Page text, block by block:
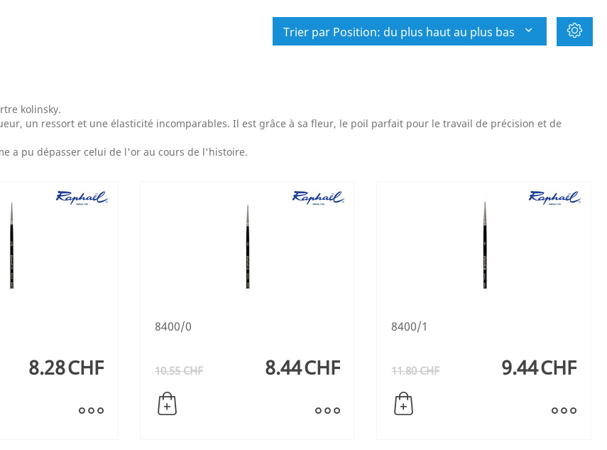
kolinsky.
un ressort et une élasticité incomparables. Il est grâce à sa fleur, le poil parfait pour le travail de précision et de
a pu dépasser celui de l'or au cours de l'histoire.
Trier par Position: du plus haut au plus bas
8.28CHF
8400/0
8.44CHF
10.55 CHF
8400/1
9.44CHF
11.80 CHF